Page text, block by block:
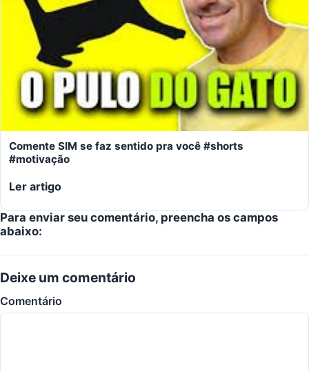
Comente SIM se faz sentido pra você #shorts
#motivação
Ler artigo
Para enviar seu comentário, preencha os campos
abaixo:
Deixe um comentário
Comentário